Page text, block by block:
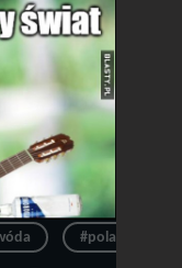
#polak